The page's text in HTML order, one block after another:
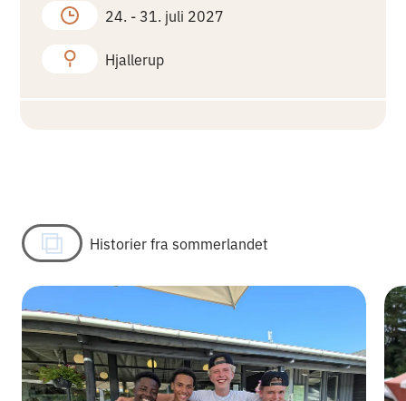
24. - 31. juli 2027
Hjallerup
Historier fra sommerlandet